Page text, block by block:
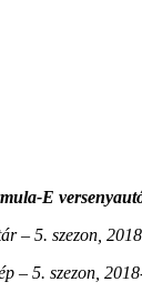
E
– 5. szezon,
– 5. szezon,